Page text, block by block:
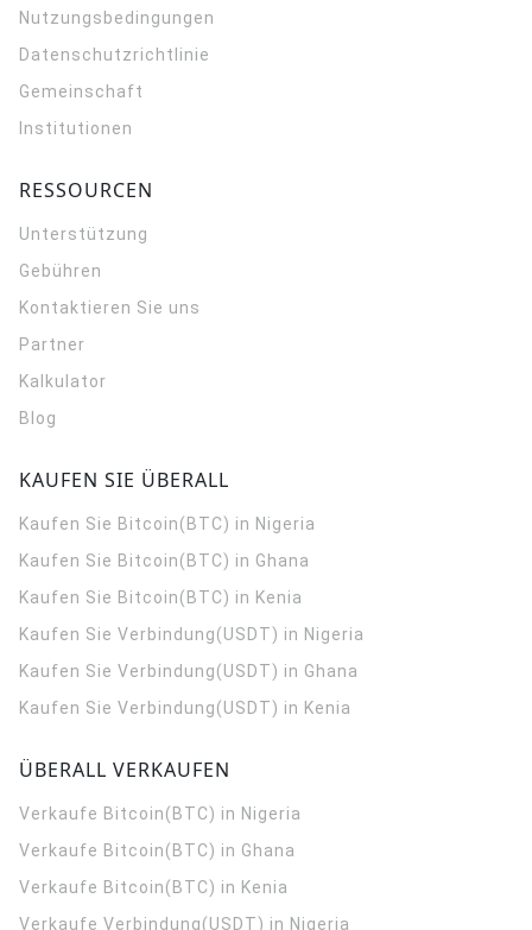
Nutzungsbedingungen
Datenschutzrichtlinie
Gemeinschaft
Institutionen
RESSOURCEN
Unterstützung
Gebühren
Kontaktieren Sie uns
Partner
Kalkulator
Blog
KAUFEN SIE ÜBERALL
Kaufen Sie Bitcoin(BTC) in Nigeria
Kaufen Sie Bitcoin(BTC) in Ghana
Kaufen Sie Bitcoin(BTC) in Kenia
Kaufen Sie Verbindung(USDT) in Nigeria
Kaufen Sie Verbindung(USDT) in Ghana
Kaufen Sie Verbindung(USDT) in Kenia
ÜBERALL VERKAUFEN
Verkaufe Bitcoin(BTC) in Nigeria
Verkaufe Bitcoin(BTC) in Ghana
Verkaufe Bitcoin(BTC) in Kenia
Verkaufe Verbindung(USDT) in Nigeria